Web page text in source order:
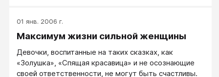
двигательную силу, которая будет Вас
подстёгивать. И не важно, из какой области цель:
олигарха из обычного мужа. Или это цель, задачи,
которые охватывают несколько сфер Вашей жизни.
01 янв. 2006 г.
Максимум жизни сильной женщины
Девочки, воспитанные на таких сказках, как
«Золушка», «Спящая красавица» и не осознающие
своей ответственности, не могут быть счастливы.